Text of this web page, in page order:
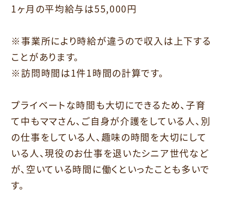
1ヶ月の平均給与は55,000円
※事業所により時給が違うので収入は上下する
ことがあります。
※訪問時間は1件1時間の計算です。
プライベートな時間も大切にできるため、子育
て中もママさん、ご自身が介護をしている人、別
の仕事をしている人、趣味の時間を大切にして
いる人、現役のお仕事を退いたシニア世代など
が、空いている時間に働くといったことも多いで
す。